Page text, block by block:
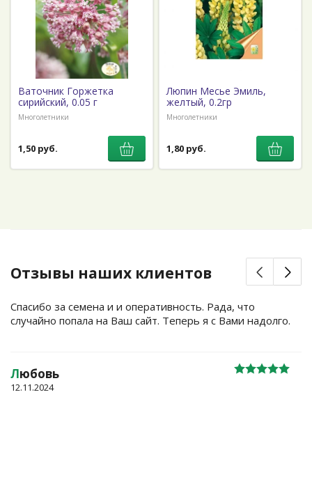
Ваточник Горжетка
сирийский, 0.05 г
Многолетники
1,50 руб.
Люпин Месье Эмиль,
желтый, 0.2гр
Многолетники
1,80 руб.
Отзывы наших клиентов
Спасибо за семена и и оперативность. Рада, что
случайно попала на Ваш сайт. Теперь я с Вами надолго.
Любовь
12.11.2024